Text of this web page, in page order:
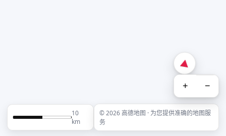
+ −
10
km
© 2026 高德地图 · 为您提供准确的地图服
务